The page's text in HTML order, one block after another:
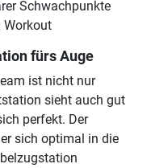
Schwachpunkte
Workout
fürs Auge
ist nicht nur
sieht auch gut
perfekt. Der
sich optimal in die